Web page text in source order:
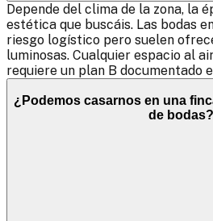
Depende del clima de la zona, la
estética que buscáis. Las bodas
riesgo logístico pero suelen
luminosas. Cualquier espacio al
requiere un plan B documentado
¿Podemos casarnos en una
de bodas?